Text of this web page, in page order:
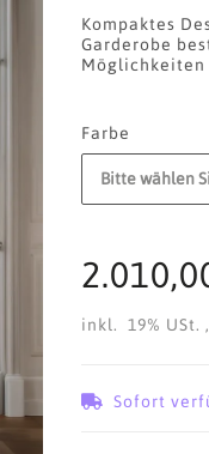
Kompaktes
Garderobe
Möglichkeiten
Farbe
Bitte wählen
inkl. 19% USt.
Sofort